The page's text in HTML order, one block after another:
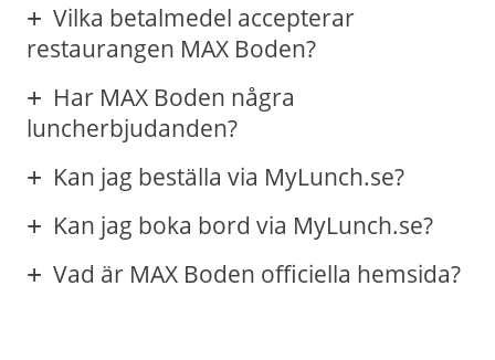
Vilka betalmedel accepterar
restaurangen MAX Boden?
Har MAX Boden några
luncherbjudanden?
Kan jag beställa via MyLunch.se?
Kan jag boka bord via MyLunch.se?
Vad är MAX Boden officiella hemsida?